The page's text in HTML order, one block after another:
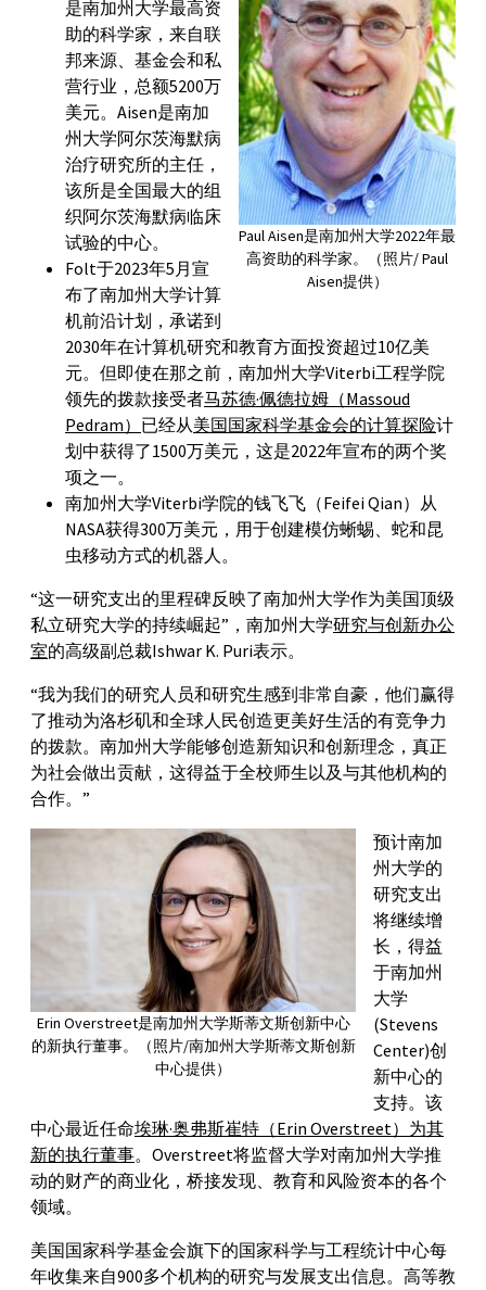
Paul Aisen是南加州大学2022年最
高资助的科学家。（照片/ Paul
Aisen提供）
是南加州大学最高资
助的科学家，来自联
邦来源、基金会和私
营行业，总额5200万
美元。Aisen是南加
州大学阿尔茨海默病
治疗研究所的主任，
该所是全国最大的组
织阿尔茨海默病临床
试验的中心。
Folt于2023年5月宣
布了南加州大学计算
机前沿计划，承诺到
2030年在计算机研究和教育方面投资超过10亿美
元。但即使在那之前，南加州大学Viterbi工程学院
领先的拨款接受者马苏德·佩德拉姆（Massoud
Pedram） 已经从美国国家科学基金会的计算探险计
划中获得了1500万美元，这是2022年宣布的两个奖
项之一。
南加州大学Viterbi学院的钱飞飞（Feifei Qian）从
NASA获得300万美元，用于创建模仿蜥蜴、蛇和昆
虫移动方式的机器人。
“这一研究支出的里程碑反映了南加州大学作为美国顶级
私立研究大学的持续崛起”，南加州大学研究与创新办公
室的高级副总裁Ishwar K. Puri表示。
“我为我们的研究人员和研究生感到非常自豪，他们赢得
了推动为洛杉矶和全球人民创造更美好生活的有竞争力
的拨款。南加州大学能够创造新知识和创新理念，真正
为社会做出贡献，这得益于全校师生以及与其他机构的
合作。”
Erin Overstreet是南加州大学斯蒂文斯创新中心
的新执行董事。（照片/南加州大学斯蒂文斯创新
中心提供）
预计南加
州大学的
研究支出
将继续增
长，得益
于南加州
大学
(Stevens
Center)创
新中心的
支持。该
中心最近任命埃琳·奥弗斯崔特（Erin Overstreet）为其
新的执行董事。Overstreet将监督大学对南加州大学推
动的财产的商业化，桥接发现、教育和风险资本的各个
领域。
美国国家科学基金会旗下的国家科学与工程统计中心每
年收集来自900多个机构的研究与发展支出信息。高等教